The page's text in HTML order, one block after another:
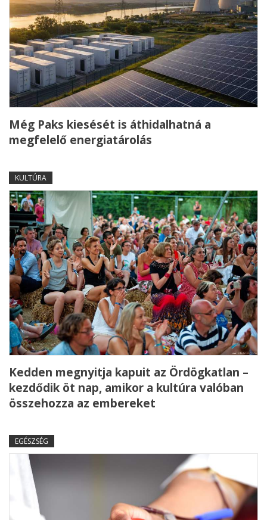
Még Paks kiesését is áthidalhatná a
megfelelő energiatárolás
KULTÚRA
Kedden megnyitja kapuit az Ördögkatlan –
kezdődik öt nap, amikor a kultúra valóban
összehozza az embereket
EGÉSZSÉG